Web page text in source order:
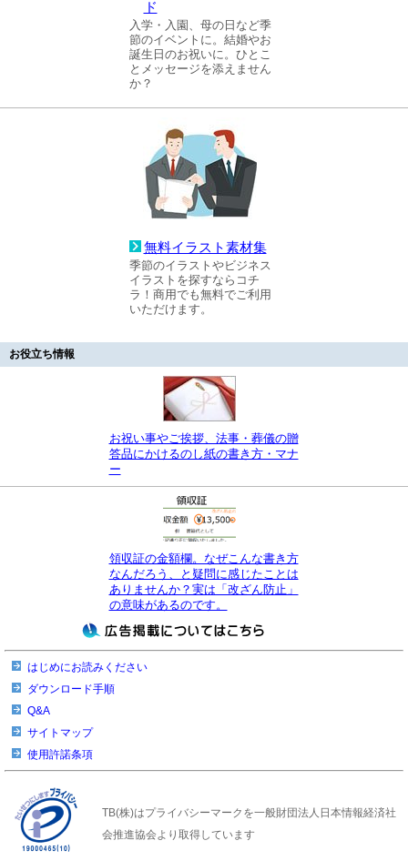
ド
入学・入園、母の日など季
節のイベントに。結婚やお
誕生日のお祝いに。ひとこ
とメッセージを添えません
か？
無料イラスト素材集
季節のイラストやビジネス
イラストを探すならコチ
ラ！商用でも無料でご利用
いただけます。
お役立ち情報
お祝い事やご挨拶、法事・葬儀の贈
答品にかけるのし紙の書き方・マナ
ー
領収証の金額欄。なぜこんな書き方
なんだろう、と疑問に感じたことは
ありませんか？実は「改ざん防止」
の意味があるのです。
はじめにお読みください
ダウンロード手順
Q&A
サイトマップ
使用許諾条項
TB(株)はプライバシーマークを一般財団法人日本情報経済社
会推進協会より取得しています